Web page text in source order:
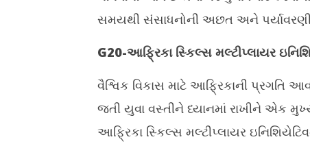
સમયથી સંસાધનોની અછત અને
G20-આફ્રિકા સ્કિલ્સ મલ્ટીપ્લાયર
વૈશ્વિક વિકાસ માટે આફ્રિકાની પ્રગતિ
જતી યુવા વસ્તીને ધ્યાનમાં રાખીને એક
આફ્રિકા સ્કિલ્સ મલ્ટીપ્લાયર